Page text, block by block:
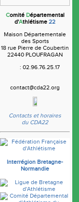
Comité Départemental
d'Athlétisme 22
Maison Départementale
des Sports
18 rue Pierre de Coubertin
22440 PLOUFRAGAN
: 02.96.76.25.17
contact@cda22.org
Contacts et horaires
du CDA22
Interrégion Bretagne-
Normandie